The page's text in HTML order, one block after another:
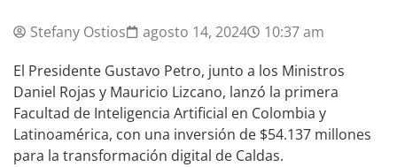
Stefany Ostios agosto 14, 2024
10:37 am
El Presidente Gustavo Petro, junto a los Ministros
Daniel Rojas y Mauricio Lizcano, lanzó la primera
Facultad de Inteligencia Artificial en Colombia y
Latinoamérica, con una inversión de $54.137 millones
para la transformación digital de Caldas.